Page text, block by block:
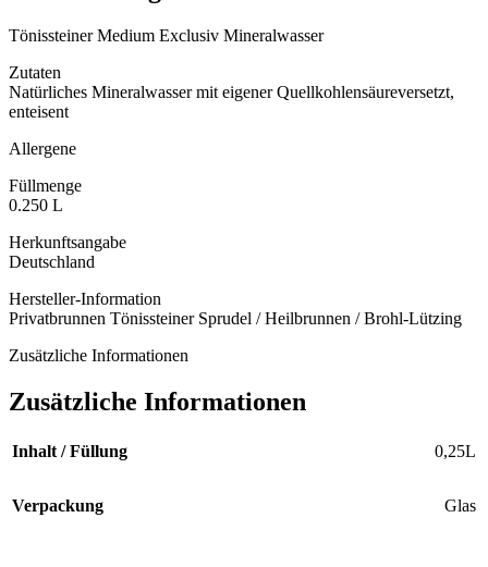
Tönissteiner Medium Exclusiv Mineralwasser
Zutaten
Natürliches Mineralwasser mit eigener Quellkohlensäureversetzt,
enteisent
Allergene
Füllmenge
0.250 L
Herkunftsangabe
Deutschland
Hersteller-Information
Privatbrunnen Tönissteiner Sprudel / Heilbrunnen / Brohl-Lützing
Zusätzliche Informationen
Zusätzliche Informationen
Inhalt / Füllung 0,25L
Verpackung Glas